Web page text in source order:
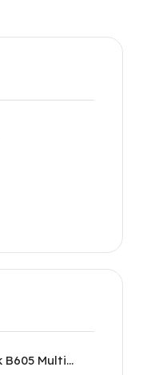
Xerox Versalink B605 Multifunction Printer